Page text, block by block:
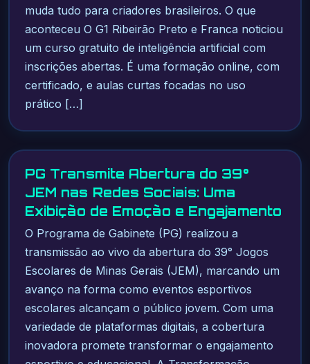
muda tudo para criadores brasileiros. O que
aconteceu O G1 Ribeirão Preto e Franca noticiou
um curso gratuito de inteligência artificial com
inscrições abertas. É uma formação online, com
certificado, e aulas curtas focadas no uso
prático […]
PG Transmite Abertura do 39°
JEM nas Redes Sociais: Uma
Exibição de Emoção e Engajamento
O Programa de Gabinete (PG) realizou a
transmissão ao vivo da abertura do 39° Jogos
Escolares de Minas Gerais (JEM), marcando um
avanço na forma como eventos esportivos
escolares alcançam o público jovem. Com uma
variedade de plataformas digitais, a cobertura
inovadora promete transformar o engajamento